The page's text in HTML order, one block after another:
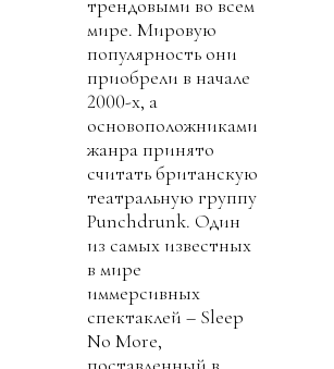
трендовыми во всем
мире. Мировую
популярность они
приобрели в начале
2000-х, а
основоположниками
жанра принято
считать британскую
театральную группу
Punchdrunk. Один
из самых известных
в мире
иммерсивных
спектаклей – Sleep
No More,